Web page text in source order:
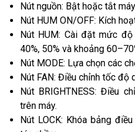
Nút nguồn: Bật hoặc tắt
Nút HUM ON/OFF: Kích
Nút HUM: Cài đặt mức
40%, 50% và khoảng
Nút MODE: Lựa chọn các
Nút FAN: Điều chỉnh tốc độ
Nút BRIGHTNESS: Điều
trên máy.
Nút LOCK: Khóa bảng